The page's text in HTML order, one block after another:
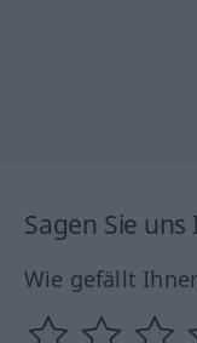
Sagen Sie
Wie gefällt